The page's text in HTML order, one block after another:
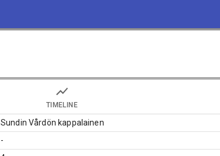
TIMELINE
Sundin Vårdön kappalainen
-